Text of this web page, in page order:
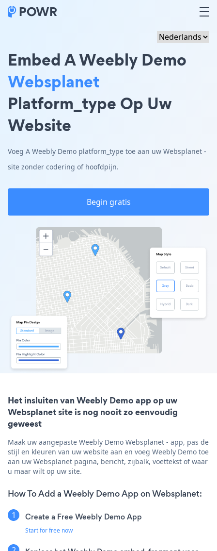
Embed A Weebly Demo
Websplanet
Platform_type Op Uw
Website
Voeg A Weebly Demo platform_type toe aan uw Websplanet -
site zonder codering of hoofdpijn.
Begin gratis
Het insluiten van Weebly Demo app op uw
Websplanet site is nog nooit zo eenvoudig
geweest
Maak uw aangepaste Weebly Demo Websplanet - app, pas de
stijl en kleuren van uw website aan en voeg Weebly Demo toe
aan uw Websplanet pagina, bericht, zijbalk, voettekst of waar
u maar wilt op uw site.
How To Add a Weebly Demo App on Websplanet:
Create a Free Weebly Demo App
Start for free now